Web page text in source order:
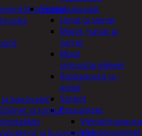
Siivous
Liinat ja sienet
Mopit, harjat ja
varret
Muut
siivoustarvikkeet
Roskapussit ja -
astiat
Sankot
Pesuaineet
Yleispesuaineet
ja ruokintalaudat
ja kausivalot
ja tontut
ja kuusenvalot